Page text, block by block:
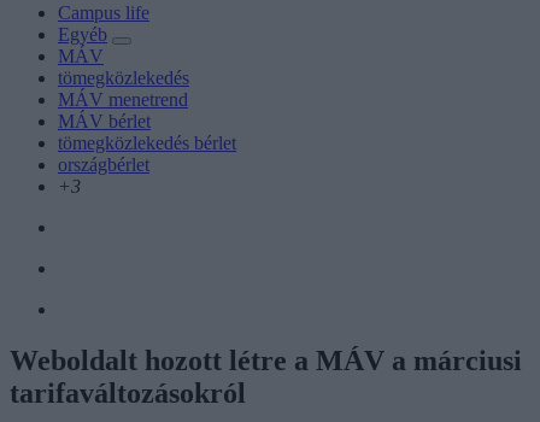
Campus life
Egyéb
MÁV
tömegközlekedés
MÁV menetrend
MÁV bérlet
tömegközlekedés bérlet
országbérlet
+3
Weboldalt hozott létre a MÁV a márciusi
tarifaváltozásokról